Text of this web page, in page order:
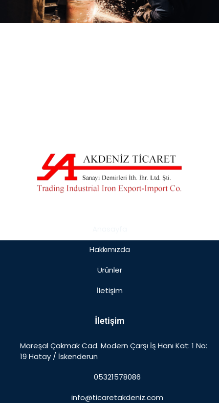
Hakkımızda
Ürünler
İletişim
İletişim
Mareşal Çakmak Cad. Modern Çarşı İş Hanı Kat: 1 No:
19 Hatay / İskenderun
05321578086
info@ticaretakdeniz.com